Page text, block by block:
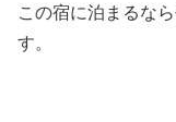
この宿に泊まるな
す。